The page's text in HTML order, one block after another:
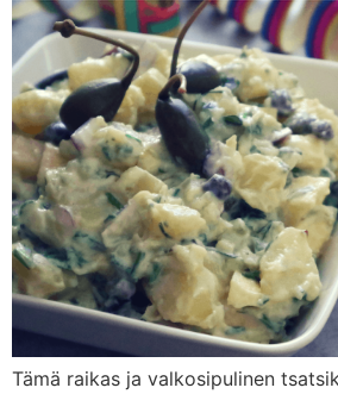
Tämä raikas ja valkosipulinen